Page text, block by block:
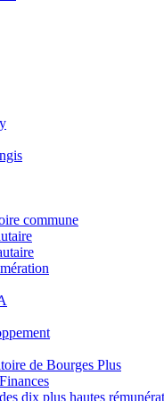
commune
de Bourges Plus
dix plus hautes